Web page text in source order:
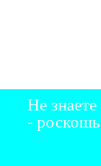
Не
- роскошь